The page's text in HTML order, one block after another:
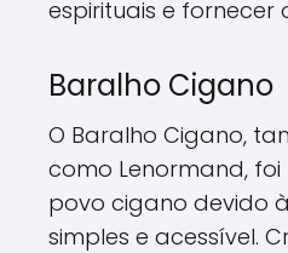
espirituais e fornecer
Baralho Cigano
O Baralho Cigano,
como Lenormand,
povo cigano devido
simples e acessível.